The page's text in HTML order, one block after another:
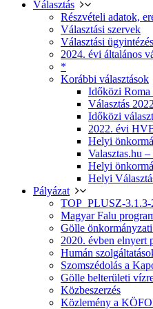
Választás
Részvételi adatok,
Választási szervek
Választási ügyintézés
2024. évi általános
*
Korábbi választások
Időközi Roma
Választás 2022
Időközi
2022. évi
Helyi
Valasztas.hu
Helyi
Helyi
Pályázat
TOP_PLUSZ-3.1.3-
Magyar Falu
Gölle
2020. évben elnyert
Humán
Szomszédolás a
Gölle belterületi
Közbeszerzés
Közlemény a